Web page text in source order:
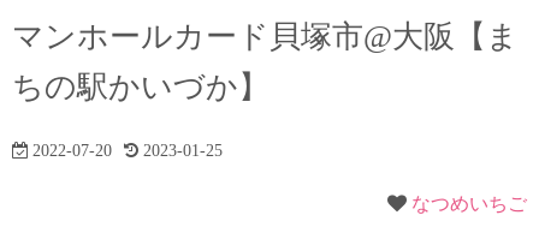
マンホールカード貝塚市@大阪【ま
ちの駅かいづか】
2022-07-20 2023-01-25
なつめいちご